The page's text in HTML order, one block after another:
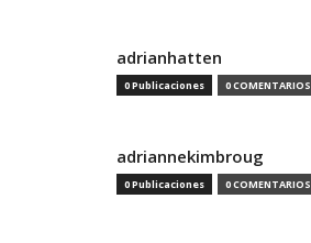
adrianhatten
0 Publicaciones 0 COMENTARIOS
adriannekimbroug
0 Publicaciones 0 COMENTARIOS